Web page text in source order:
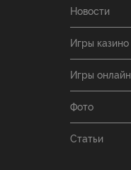
Новости
Игры казино
Игры онлайн
Фото
Статьи